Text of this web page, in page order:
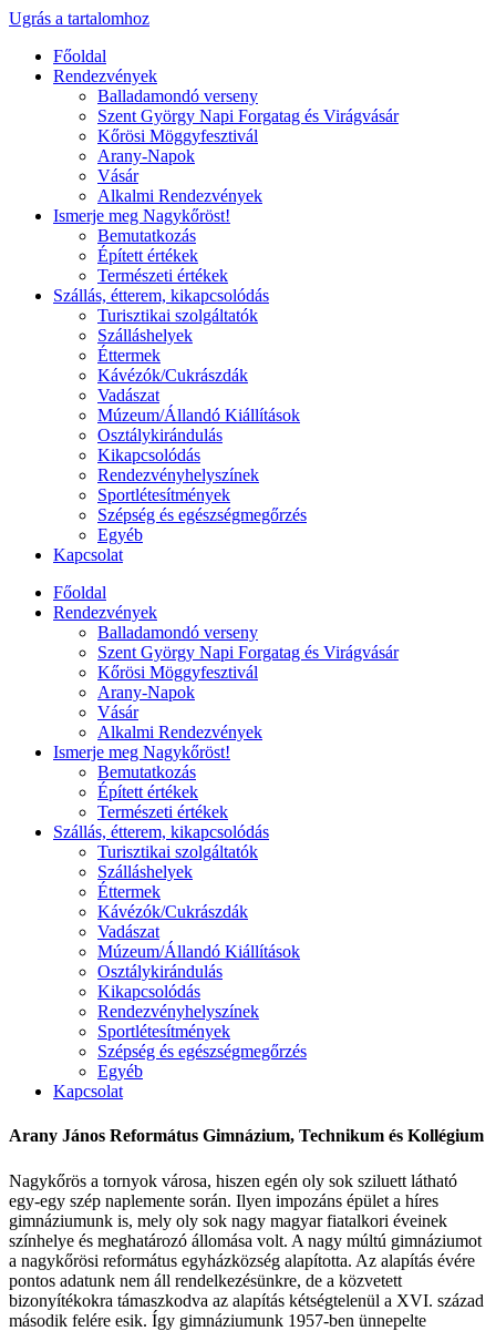
Ugrás a tartalomhoz
Főoldal
Rendezvények
Balladamondó verseny
Szent György Napi Forgatag és Virágvásár
Kőrösi Möggyfesztivál
Arany-Napok
Vásár
Alkalmi Rendezvények
Ismerje meg Nagykőröst!
Bemutatkozás
Épített értékek
Természeti értékek
Szállás, étterem, kikapcsolódás
Turisztikai szolgáltatók
Szálláshelyek
Éttermek
Kávézók/Cukrászdák
Vadászat
Múzeum/Állandó Kiállítások
Osztálykirándulás
Kikapcsolódás
Rendezvényhelyszínek
Sportlétesítmények
Szépség és egészségmegőrzés
Egyéb
Kapcsolat
Főoldal
Rendezvények
Balladamondó verseny
Szent György Napi Forgatag és Virágvásár
Kőrösi Möggyfesztivál
Arany-Napok
Vásár
Alkalmi Rendezvények
Ismerje meg Nagykőröst!
Bemutatkozás
Épített értékek
Természeti értékek
Szállás, étterem, kikapcsolódás
Turisztikai szolgáltatók
Szálláshelyek
Éttermek
Kávézók/Cukrászdák
Vadászat
Múzeum/Állandó Kiállítások
Osztálykirándulás
Kikapcsolódás
Rendezvényhelyszínek
Sportlétesítmények
Szépség és egészségmegőrzés
Egyéb
Kapcsolat
Arany János Református Gimnázium, Technikum és Kollégium
Nagykőrös a tornyok városa, hiszen egén oly sok sziluett látható
egy-egy szép naplemente során. Ilyen impozáns épület a híres
gimnáziumunk is, mely oly sok nagy magyar fiatalkori éveinek
színhelye és meghatározó állomása volt. A nagy múltú gimnáziumot
a nagykőrösi református egyházközség alapította. Az alapítás évére
pontos adatunk nem áll rendelkezésünkre, de a közvetett
bizonyítékokra támaszkodva az alapítás kétségtelenül a XVI. század
második felére esik. Így gimnáziumunk 1957-ben ünnepelte